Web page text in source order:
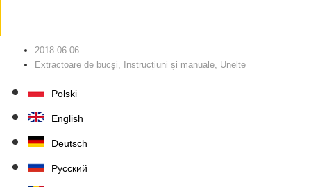
2018-06-06
Extractoare de bucşi, Instrucțiuni și manuale, Unelte
Polski
English
Deutsch
Русский